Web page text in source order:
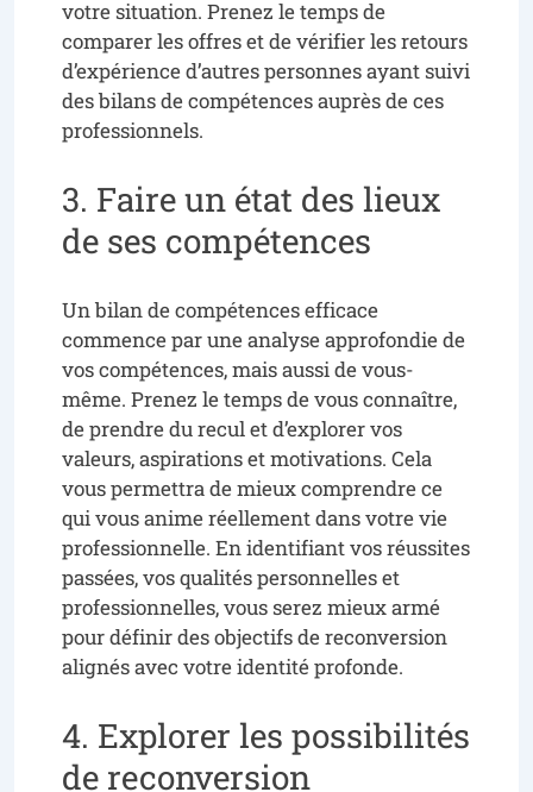
votre situation. Prenez le temps de
comparer les offres et de vérifier les retours
d’expérience d’autres personnes ayant suivi
des bilans de compétences auprès de ces
professionnels.
3. Faire un état des lieux
de ses compétences
Un bilan de compétences efficace
commence par une analyse approfondie de
vos compétences, mais aussi de vous-
même. Prenez le temps de vous connaître,
de prendre du recul et d’explorer vos
valeurs, aspirations et motivations. Cela
vous permettra de mieux comprendre ce
qui vous anime réellement dans votre vie
professionnelle. En identifiant vos réussites
passées, vos qualités personnelles et
professionnelles, vous serez mieux armé
pour définir des objectifs de reconversion
alignés avec votre identité profonde.
4. Explorer les possibilités
de reconversion